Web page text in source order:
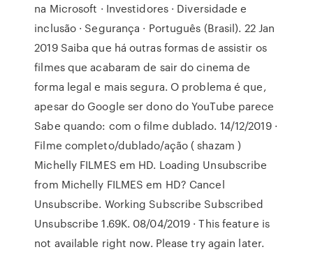
na Microsoft · Investidores · Diversidade e
inclusão · Segurança · Português (Brasil). 22 Jan
2019 Saiba que há outras formas de assistir os
filmes que acabaram de sair do cinema de
forma legal e mais segura. O problema é que,
apesar do Google ser dono do YouTube parece
Sabe quando: com o filme dublado. 14/12/2019 ·
Filme completo/dublado/ação ( shazam )
Michelly FILMES em HD. Loading Unsubscribe
from Michelly FILMES em HD? Cancel
Unsubscribe. Working Subscribe Subscribed
Unsubscribe 1.69K. 08/04/2019 · This feature is
not available right now. Please try again later.